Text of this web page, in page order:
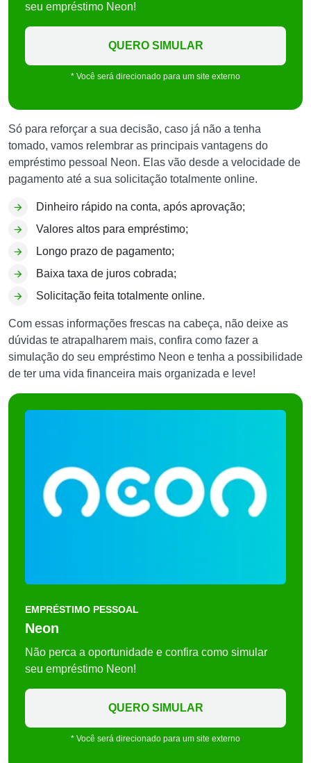
seu empréstimo Neon!
QUERO SIMULAR
* Você será direcionado para um site externo
Só para reforçar a sua decisão, caso já não a tenha
tomado, vamos relembrar as principais vantagens do
empréstimo pessoal Neon. Elas vão desde a velocidade de
pagamento até a sua solicitação totalmente online.
Dinheiro rápido na conta, após aprovação;
Valores altos para empréstimo;
Longo prazo de pagamento;
Baixa taxa de juros cobrada;
Solicitação feita totalmente online.
Com essas informações frescas na cabeça, não deixe as
dúvidas te atrapalharem mais, confira como fazer a
simulação do seu empréstimo Neon e tenha a possibilidade
de ter uma vida financeira mais organizada e leve!
EMPRÉSTIMO PESSOAL
Neon
Não perca a oportunidade e confira como simular
seu empréstimo Neon!
QUERO SIMULAR
* Você será direcionado para um site externo